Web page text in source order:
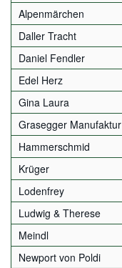
Alpenmärchen
Daller Tracht
Daniel Fendler
Edel Herz
Gina Laura
Grasegger Manufaktur
Hammerschmid
Krüger
Lodenfrey
Ludwig & Therese
Meindl
Newport von Poldi